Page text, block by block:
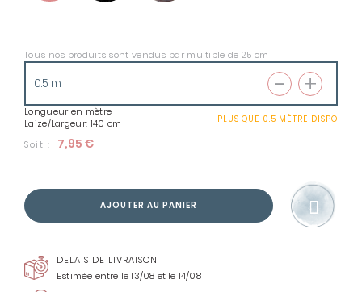
Tous nos produits sont vendus par multiple de 25 cm
Longueur en mètre
Laize/Largeur: 140 cm
PLUS QUE 0.5 MÈTRE DISPO
Soit : 7,95 €
AJOUTER AU PANIER
DELAIS DE LIVRAISON
Estimée entre le 13/08 et le 14/08